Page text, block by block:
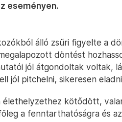
eseményen.
álló zsűri figyelte a
döntést
jól átgondoltak voltak,
jól pitchelni, sikeresen
élethelyzethez kötődött,
a fenntarthatóságra és